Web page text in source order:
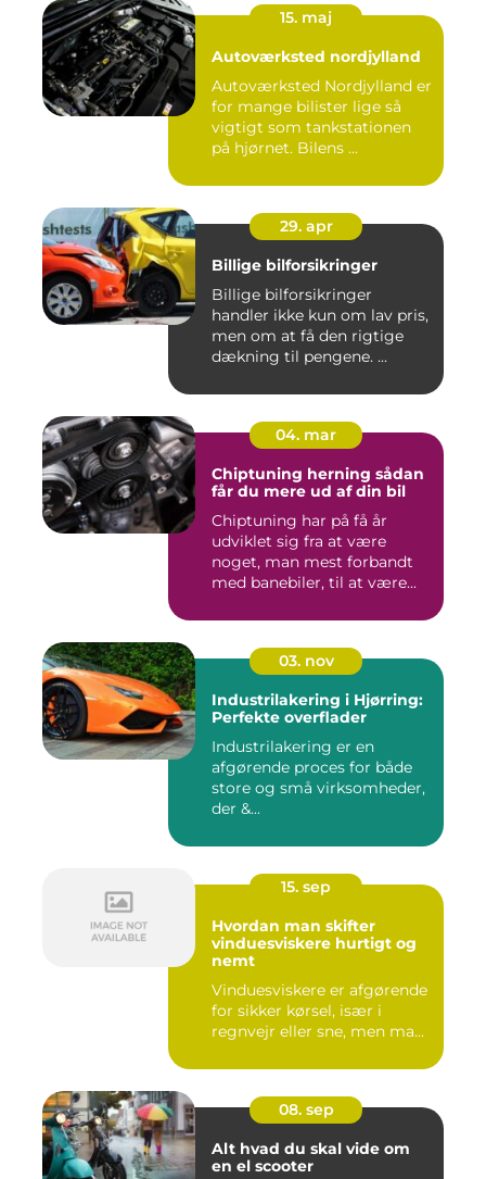
15. maj
Autoværksted nordjylland
Autoværksted Nordjylland er
for mange bilister lige så
vigtigt som tankstationen
på hjørnet. Bilens ...
29. apr
Billige bilforsikringer
Billige bilforsikringer
handler ikke kun om lav pris,
men om at få den rigtige
dækning til pengene. ...
04. mar
Chiptuning herning sådan
får du mere ud af din bil
Chiptuning har på få år
udviklet sig fra at være
noget, man mest forbandt
med banebiler, til at være...
03. nov
Industrilakering i Hjørring:
Perfekte overflader
Industrilakering er en
afgørende proces for både
store og små virksomheder,
der &...
15. sep
Hvordan man skifter
vinduesviskere hurtigt og
nemt
Vinduesviskere er afgørende
for sikker kørsel, især i
regnvejr eller sne, men ma...
08. sep
Alt hvad du skal vide om
en el scooter